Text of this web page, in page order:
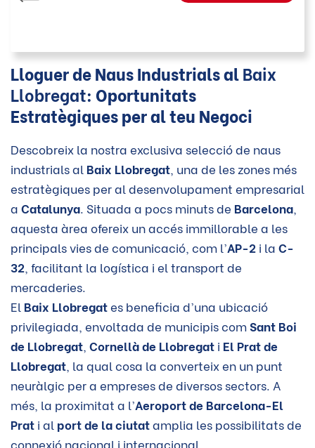
Lloguer de Naus Industrials alBaix
Llobregat: Oportunitats
Estratègiques per al teu Negoci
Descobreix la nostra exclusiva selecció de naus
industrials al Baix Llobregat, una de les zones més
estratègiques per al desenvolupament empresarial
a Catalunya. Situada a pocs minuts de Barcelona,
aquesta àrea ofereix un accés immillorable a les
principals vies de comunicació, com l’AP-2 i la C-
32, facilitant la logística i el transport de
mercaderies.
El Baix Llobregates beneficia d’una ubicació
privilegiada, envoltada de municipis comSant Boi
de Llobregat, Cornellà de Llobregat i El Prat de
Llobregat, la qual cosa la converteix en un punt
neuràlgic per a empreses de diversos sectors. A
més, la proximitat a l’Aeroport de Barcelona-El
Prat i al port de la ciutatamplia les possibilitats de
connexió nacional i internacional.